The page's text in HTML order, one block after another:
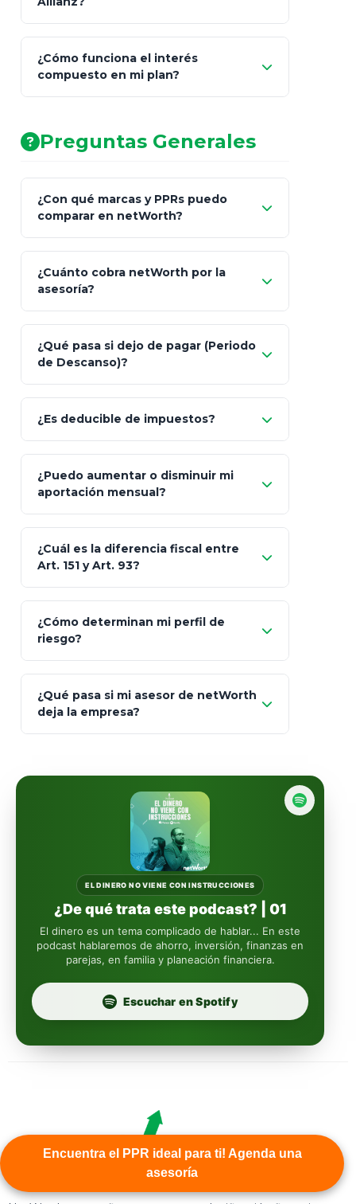
Encuentra el PPR ideal para ti! Agenda una
asesoría
AA (Muy Fuerte)
¿Cómo funciona el interés
compuesto en mi plan?
Preguntas Generales
¿Con qué marcas y PPRs puedo
comparar en netWorth?
GNP (Proyecta)
Seguros Monterrey
Skandia (Crea)
MetLife (MetaLife)
Prudential
Fintual
Principal
Sura
Insignia Life
Profuturo
¿Cuánto cobra netWorth por la
asesoría?
¿Qué pasa si dejo de pagar (Periodo
de Descanso)?
¿Es deducible de impuestos?
¿Puedo aumentar o disminuir mi
aportación mensual?
¿Cuál es la diferencia fiscal entre
Art. 151 y Art. 93?
Art.
93
totalmente
libres de impuestos
¿Cómo determinan mi perfil de
riesgo?
¿Qué pasa si mi asesor de netWorth
deja la empresa?
automáticamente
EL DINERO NO VIENE CON INSTRUCCIONES
¿De qué trata este podcast? | 01
El dinero es un tema complicado de hablar... En este
podcast hablaremos de ahorro, inversión, finanzas en
parejas, en familia y planeación financiera.
Escuchar en Spotify